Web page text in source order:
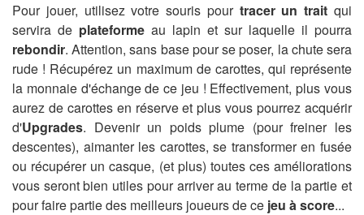
Pour jouer, utilisez votre souris pour tracer un trait qui
servira de plateforme au lapin et sur laquelle il pourra
rebondir. Attention, sans base pour se poser, la chute sera
rude ! Récupérez un maximum de carottes, qui représente
la monnaie d'échange de ce jeu ! Effectivement, plus vous
aurez de carottes en réserve et plus vous pourrez acquérir
d'Upgrades. Devenir un poids plume (pour freiner les
descentes), aimanter les carottes, se transformer en fusée
ou récupérer un casque, (et plus) toutes ces améliorations
vous seront bien utiles pour arriver au terme de la partie et
pour faire partie des meilleurs joueurs de ce jeu à score...